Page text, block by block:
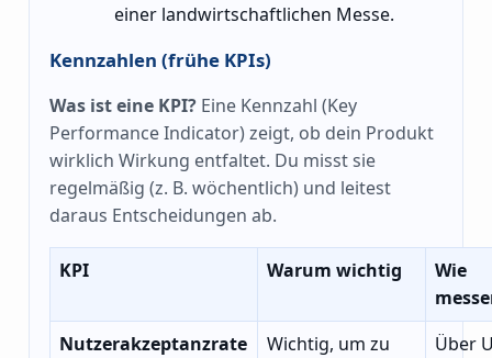
einer landwirtschaftlichen Messe.
Kennzahlen (frühe KPIs)
Was ist eine KPI? Eine Kennzahl (Key
Performance Indicator) zeigt, ob dein Produkt
wirklich Wirkung entfaltet. Du misst sie
regelmäßig (z. B. wöchentlich) und leitest
daraus Entscheidungen ab.
KPI Warum wichtig
Wie
Nutzerakzeptanzrate
Wichtig, um zu
Über